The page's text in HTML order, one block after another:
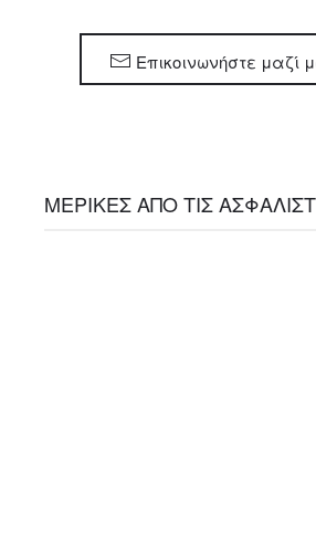
Επικοινωνήστε μαζί
ΜΕΡΙΚΕΣ ΑΠΟ ΤΙΣ